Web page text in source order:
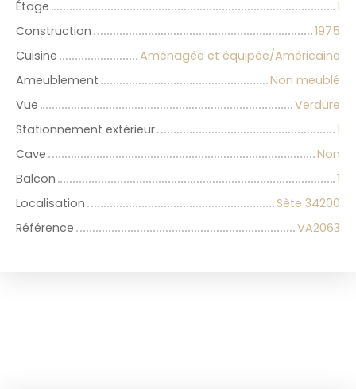
Étage
1
Construction
1975
Cuisine
Aménagée et équipée/Américaine
Ameublement
Non meublé
Vue
Verdure
Stationnement extérieur
1
Cave
Non
Balcon
1
Localisation
Sète 34200
Référence
VA2063